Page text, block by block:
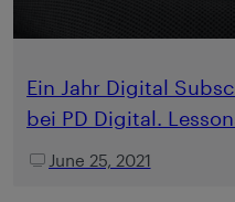
Ein Jahr Digital
bei PD Digital.
June 25, 2021